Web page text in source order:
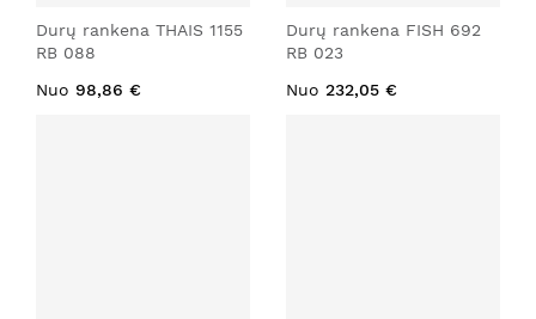
Durų rankena THAIS 1155
RB 088
Nuo 98,86 €
Durų rankena FISH 692
RB 023
Nuo 232,05 €